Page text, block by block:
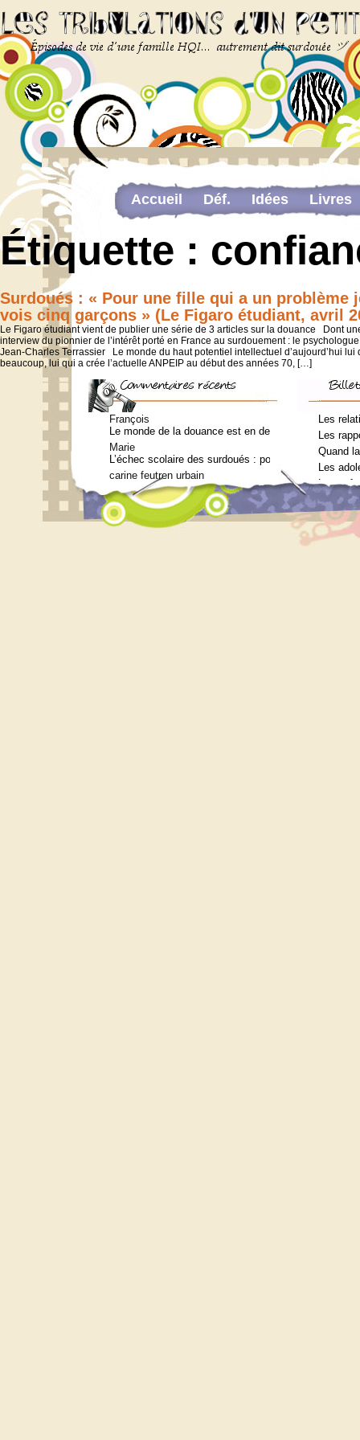
Accueil Déf. Idées
Livres
The last…
Étiquette :
Surdoués : « Pour une fille qui a un problème
vois cinq garçons » (Le Figaro étudiant, avril
Le Figaro étudiant vient de publier une série de 3 articles sur la douance Dont
interview du pionnier de l’intérêt porté en France au surdouement : le
Jean-Charles Terrassier Le monde du haut potentiel intellectuel d’aujourd’hui lui
beaucoup, lui qui a crée l’actuelle ANPEIP au début des années 70, […]
François
Le monde de la douance est en deuil : Jean-Charles
Marie
L’échec scolaire des surdoués : pourquoi ? (Journal
carine feutren urbain
Petit lexique en lien avec le surdouement à l’usage
Marie
Qui consulter pour un bilan psychométrique ?
Siouplet
Qui consulter pour un bilan psychométrique ?
Les
Les
Quand
Les
Les